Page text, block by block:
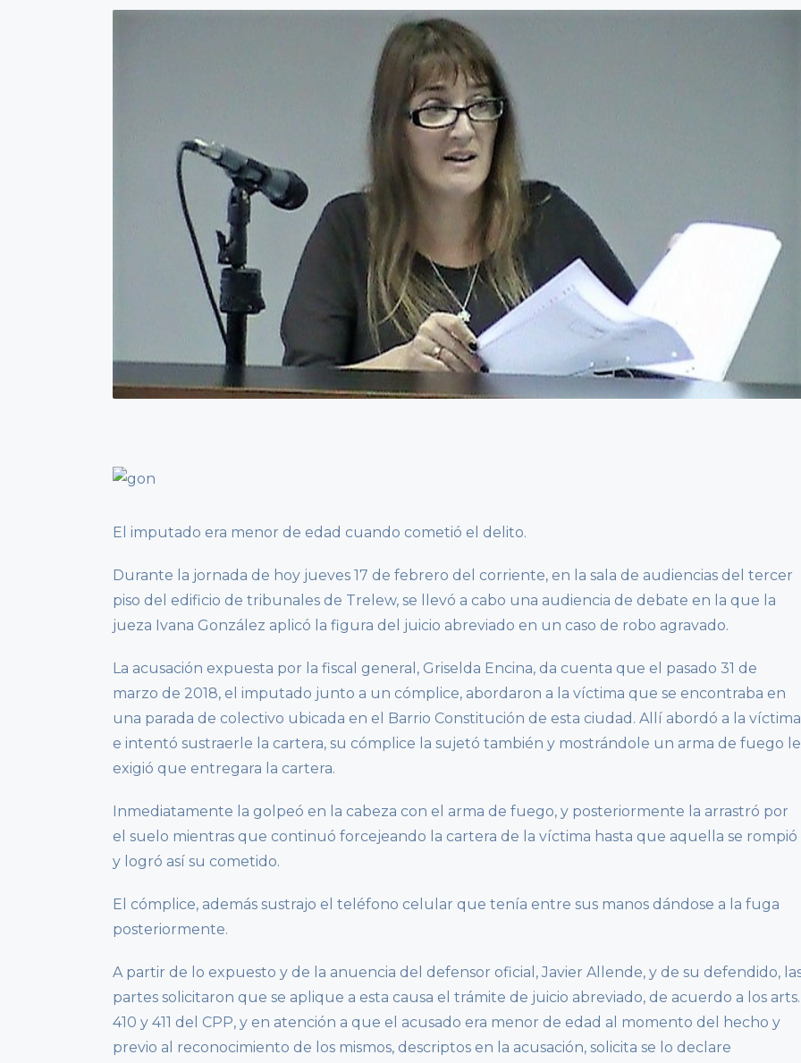
El imputado era menor de edad cuando cometió el delito.
Durante la jornada de hoy jueves 17 de febrero del corriente, en la sala de audiencias del tercer
piso del edificio de tribunales de Trelew, se llevó a cabo una audiencia de debate en la que la
jueza Ivana González aplicó la figura del juicio abreviado en un caso de robo agravado.
La acusación expuesta por la fiscal general, Griselda Encina, da cuenta que el pasado 31 de
marzo de 2018, el imputado junto a un cómplice, abordaron a la víctima que se encontraba en
una parada de colectivo ubicada en el Barrio Constitución de esta ciudad. Allí abordó a la víctima
e intentó sustraerle la cartera, su cómplice la sujetó también y mostrándole un arma de fuego le
exigió que entregara la cartera.
Inmediatamente la golpeó en la cabeza con el arma de fuego, y posteriormente la arrastró por
el suelo mientras que continuó forcejeando la cartera de la víctima hasta que aquella se rompió
y logró así su cometido.
El cómplice, además sustrajo el teléfono celular que tenía entre sus manos dándose a la fuga
posteriormente.
A partir de lo expuesto y de la anuencia del defensor oficial, Javier Allende, y de su defendido,
partes solicitaron que se aplique a esta causa el trámite de juicio abreviado, de acuerdo a los arts.
410 y 411 del CPP, y en atención a que el acusado era menor de edad al momento del hecho y
previo al reconocimiento de los mismos, descriptos en la acusación, solicita se lo declare